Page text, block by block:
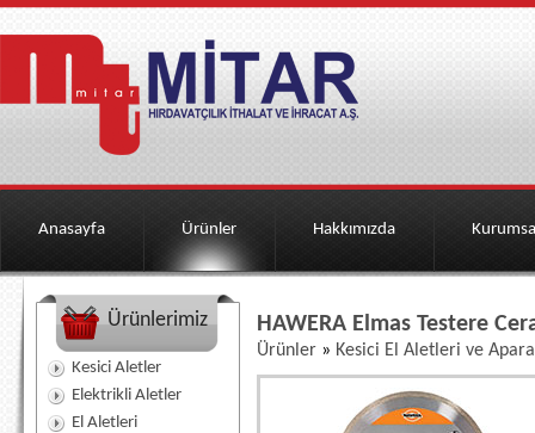
Anasayfa Ürünler Hakkımızda
Ürünlerimiz
Kesici Aletler
Elektrikli Aletler
El Aletleri
HAWERA Elmas Testere
Ürünler » Kesici El Aletleri ve